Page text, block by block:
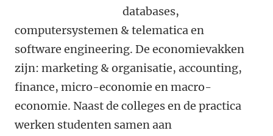
databases,
computersystemen & telematica en
software engineering. De economievakken
zijn: marketing & organisatie, accounting,
finance, micro-economie en macro-
economie. Naast de colleges en de practica
werken studenten samen aan